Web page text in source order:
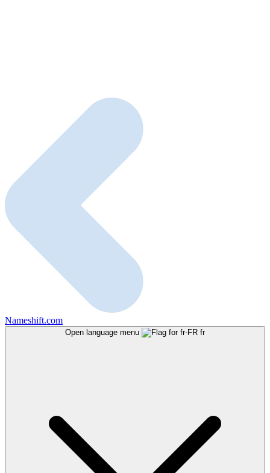
Nameshift.com
Open language menu fr